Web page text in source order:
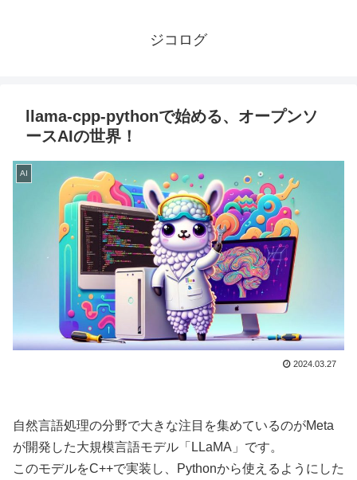
ジコログ
llama-cpp-pythonで始める、オープンソ
ースAIの世界！
AI
2024.03.27
自然言語処理の分野で大きな注目を集めているのがMeta
が開発した大規模言語モデル「LLaMA」です。
このモデルをC++で実装し、Pythonから使えるようにした